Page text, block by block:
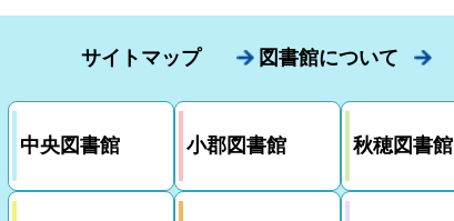
サイトマップ 図書館について
中央図書館 小郡図書館 秋穂図書館